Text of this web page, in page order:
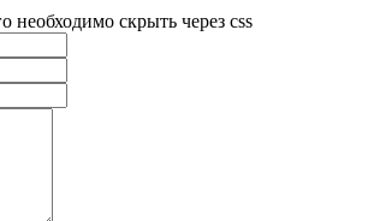
необходимо скрыть через css